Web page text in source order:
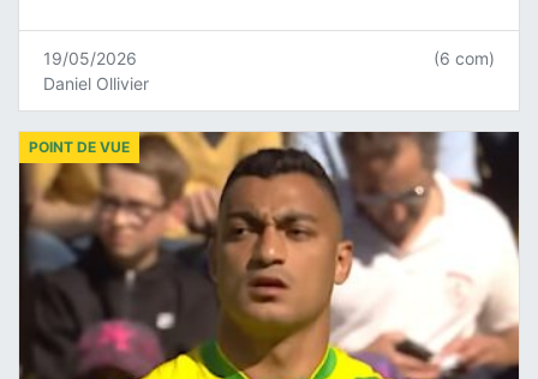
19/05/2026
Daniel Ollivier
(6 com)
POINT DE VUE